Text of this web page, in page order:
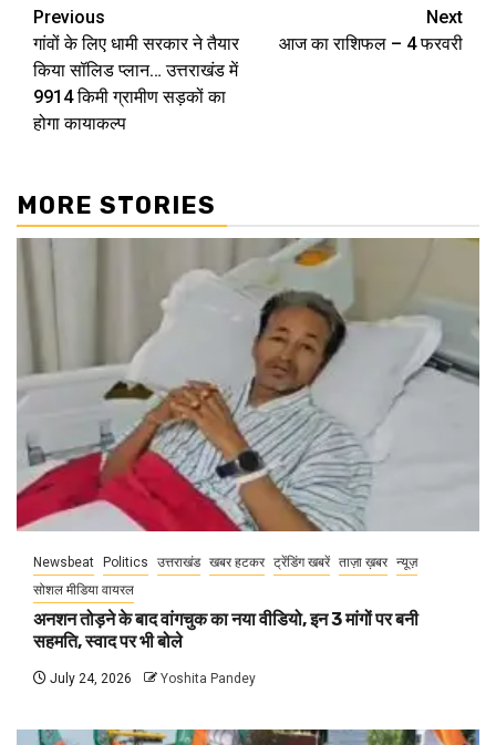
Continue
Reading
Previous
गांवों के लिए धामी सरकार ने तैयार
किया सॉलिड प्लान… उत्तराखंड में
9914 किमी ग्रामीण सड़कों का
होगा कायाकल्प
Next
आज का राशिफल – 4 फरवरी
MORE STORIES
Newsbeat Politics उत्तराखंड खबर हटकर ट्रेंडिंग खबरें ताज़ा ख़बर न्यूज़
सोशल मीडिया वायरल
अनशन तोड़ने के बाद वांगचुक का नया वीडियो, इन 3 मांगों पर बनी
सहमति, स्वाद पर भी बोले
July 24, 2026 Yoshita Pandey